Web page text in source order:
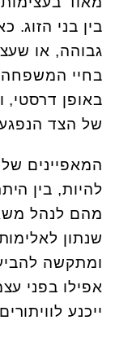
בין בני
גבוהה, או
בחיי המשפחה,
באופן דרסטי,
של הצד
המאפיינים של
להיות, בין
מהם לנהל
שנתון
ומתקשה
אפילו בפני
ייכנע